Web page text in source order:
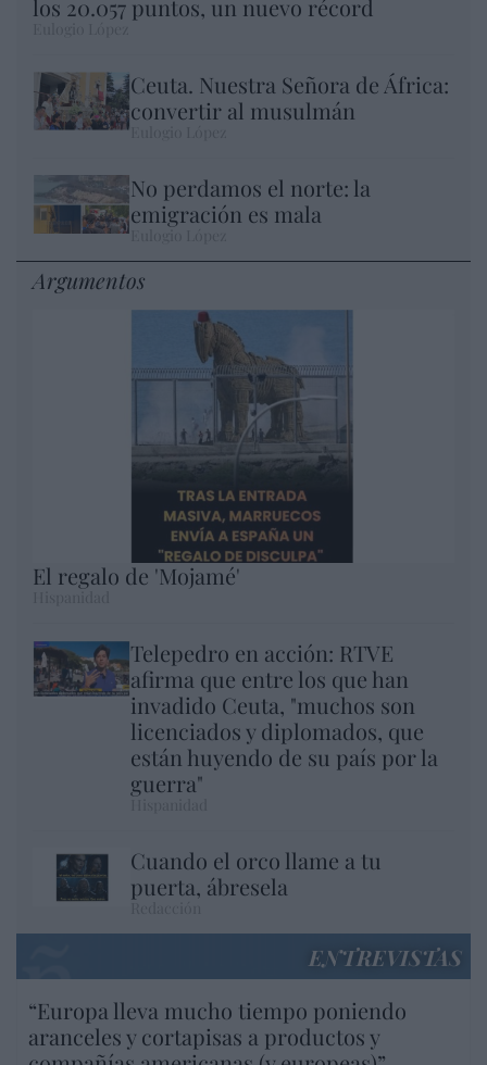
los 20.057 puntos, un nuevo récord
Ceuta. Nuestra Señora de África:
convertir al musulmán
No perdamos el norte: la
emigración es mala
Argumentos
El regalo de 'Mojamé'
Telepedro en acción: RTVE
afirma que entre los que han
invadido Ceuta, "muchos son
licenciados y diplomados, que
están huyendo de su país por la
guerra"
Cuando el orco llame a tu
puerta, ábresela
ENTREVISTAS
“Europa lleva mucho tiempo poniendo
aranceles y cortapisas a productos y